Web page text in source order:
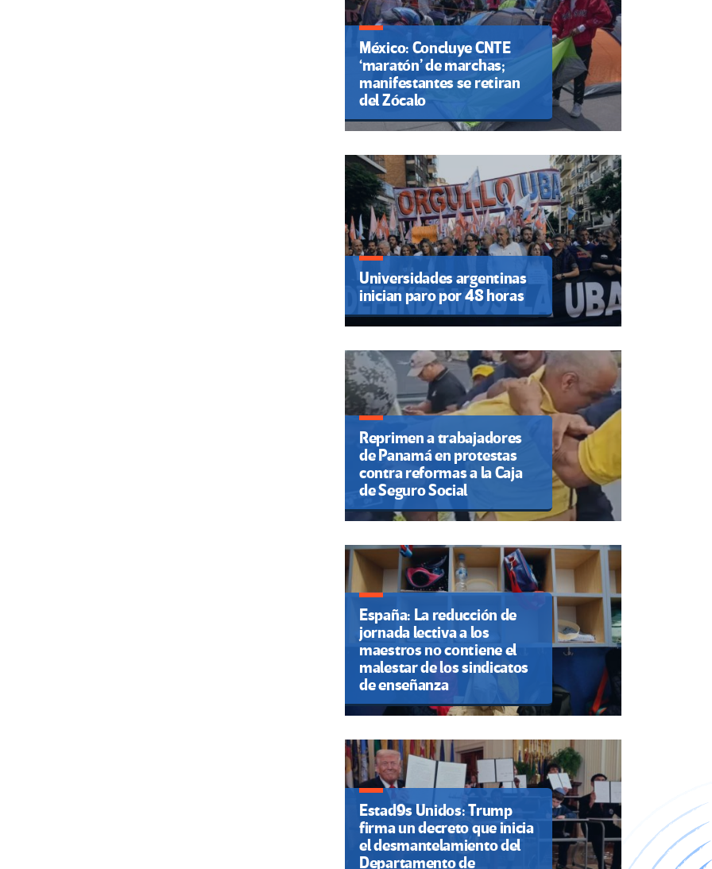
México: Concluye CNTE
‘maratón’ de marchas;
manifestantes se retiran
del Zócalo
Universidades argentinas
inician paro por 48 horas
Reprimen a trabajadores
de Panamá en protestas
contra reformas a la Caja
de Seguro Social
España: La reducción de
jornada lectiva a los
maestros no contiene el
malestar de los sindicatos
de enseñanza
Estad9s Unidos: Trump
firma un decreto que inicia
el desmantelamiento del
Departamento de